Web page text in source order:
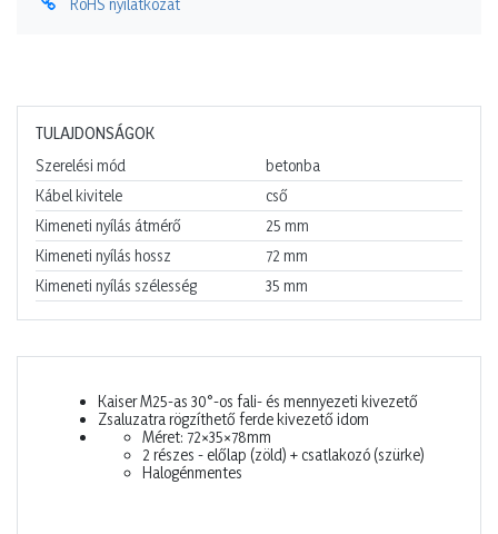
RoHS nyilatkozat
TULAJDONSÁGOK
Szerelési mód
betonba
Kábel kivitele
cső
Kimeneti nyílás átmérő
25 mm
Kimeneti nyílás hossz
72 mm
Kimeneti nyílás szélesség
35 mm
Kaiser M25-as 30°-os fali- és mennyezeti kivezető
Zsaluzatra rögzíthető ferde kivezető idom
Méret: 72×35×78mm
2 részes - előlap (zöld) + csatlakozó (szürke)
Halogénmentes